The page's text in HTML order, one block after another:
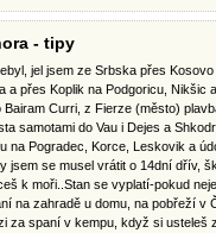
- tipy
jel jsem ze Srbska přes
a přes Koplik na Podgoricu, Nikšic
Bairam Curri, z Fierze (město)
samotami do Vau i Dejes a
na Pogradec, Korce, Leskovik a
jsem se musel vrátit o 14dní dřív,
k moři..Stan se vyplatí-pokud
na zahradě u domu, na pobřeží v
za spaní v kempu, když si usteleš